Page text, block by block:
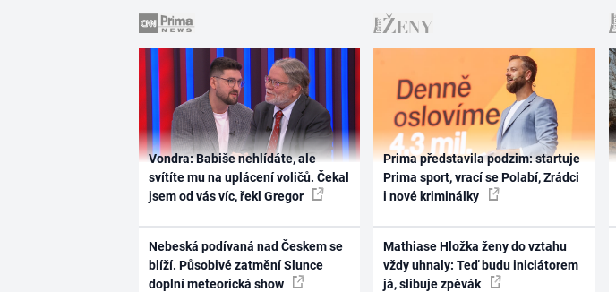
Vondra: Babiše nehlídáte, ale
svítíte mu na uplácení voličů. Čekal
jsem od vás víc, řekl Gregor
Nebeská podívaná nad Českem se
blíží. Působivé zatmění Slunce
doplní meteorická show
Prima představila podzim: startuje
Prima sport, vrací se Polabí, Zrádci
i nové kriminálky
Mathiase Hložka ženy do vztahu
vždy uhnaly: Teď budu iniciátorem
já, slibuje zpěvák